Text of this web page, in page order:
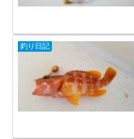
釣り日記